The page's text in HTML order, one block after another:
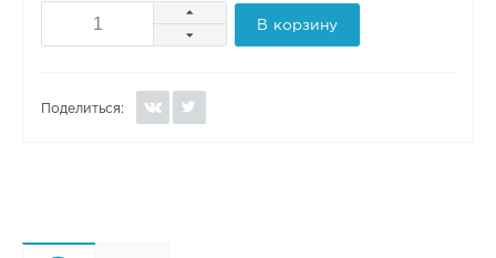
В корзину
Поделиться: